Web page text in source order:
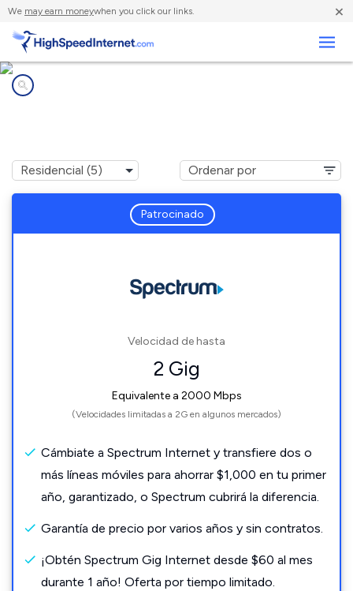
We may earn moneywhen you click our links. ×
Patrocinado
Velocidad de hasta
2 Gig
Equivalente a 2000 Mbps
(Velocidades limitadas a 2G en algunos mercados)
Cámbiate a Spectrum Internet y transfiere dos o
más líneas móviles para ahorrar $1,000 en tu primer
año, garantizado, o Spectrum cubrirá la diferencia.
Garantía de precio por varios años y sin contratos.
¡Obtén Spectrum Gig Internet desde $60 al mes
durante 1 año! Oferta por tiempo limitado.